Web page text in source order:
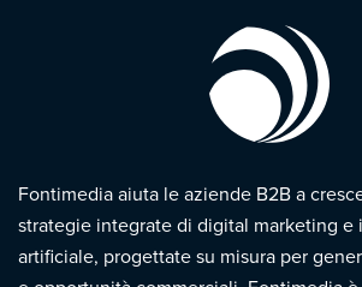
Fontimedia aiuta le aziende B2B a
strategie integrate di digital marketing e
artificiale, progettate su misura per